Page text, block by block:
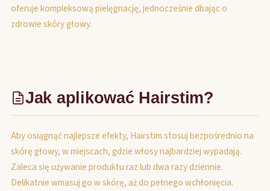
oferuje kompleksową pielęgnację, jednocześnie dbając o
zdrowie skóry głowy.
Jak aplikować Hairstim?
Aby osiągnąć najlepsze efekty, Hairstim stosuj bezpośrednio na
skórę głowy, w miejscach, gdzie włosy najbardziej wypadają.
Zaleca się używanie produktu raz lub dwa razy dziennie.
Delikatnie wmasuj go w skórę, aż do pełnego wchłonięcia.